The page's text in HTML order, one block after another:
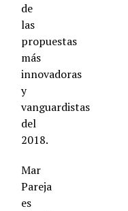
de
las
propuestas
más
innovadoras
y
vanguardistas
del
2018.
Mar
Pareja
es